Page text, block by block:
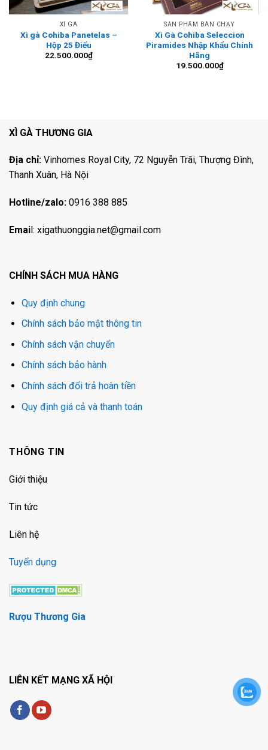
XÌ GÀ
Xì gà Cohiba Panetelas –
Hộp 25 Điếu
22.500.000₫
SẢN PHẨM BÁN CHẠY
Xì Gà Cohiba Seleccion
Piramides Nhập Khẩu Chính
Hãng
19.500.000₫
XÌ GÀ THƯƠNG GIA
Địa chỉ: Vinhomes Royal City, 72 Nguyễn Trãi, Thượng Đình,
Thanh Xuân, Hà Nội
Hotline/zalo: 0916 388 885
Email: xigathuonggia.net@gmail.com
CHÍNH SÁCH MUA HÀNG
Quy định chung
Chính sách bảo mật thông tin
Chính sách vận chuyển
Chính sách bảo hành
Chính sách đổi trả hoàn tiền
Quy định giá cả và thanh toán
THÔNG TIN
Giới thiệu
Tin tức
Liên hệ
Tuyển dụng
Rượu Thương Gia
LIÊN KẾT MẠNG XÃ HỘI